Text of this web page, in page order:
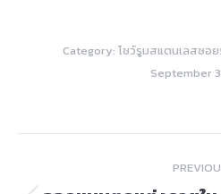
Category: โชว์รูมสแตนเลสซอ
September